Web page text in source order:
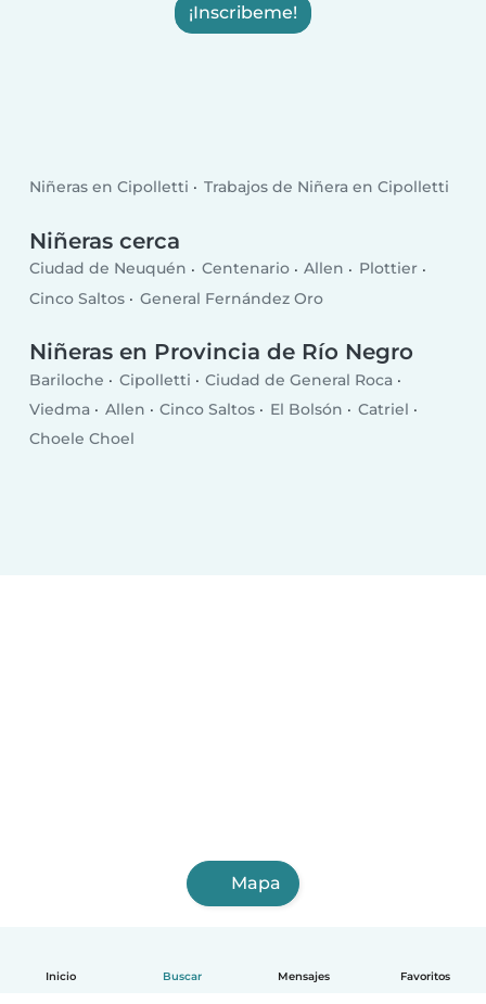
Inicio Buscar Mensajes Favoritos
¡Inscribeme!
Niñeras en Cipolletti Trabajos de Niñera en Cipolletti
Niñeras cerca
Ciudad de Neuquén Centenario Allen
Plottier
Cinco Saltos
General Fernández Oro
Niñeras en Provincia de Río Negro
Bariloche Cipolletti
Ciudad de General Roca
Viedma
Allen Cinco Saltos El Bolsón
Catriel
Choele Choel
Mapa